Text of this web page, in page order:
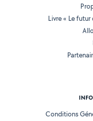
Livre « Le
Conditions